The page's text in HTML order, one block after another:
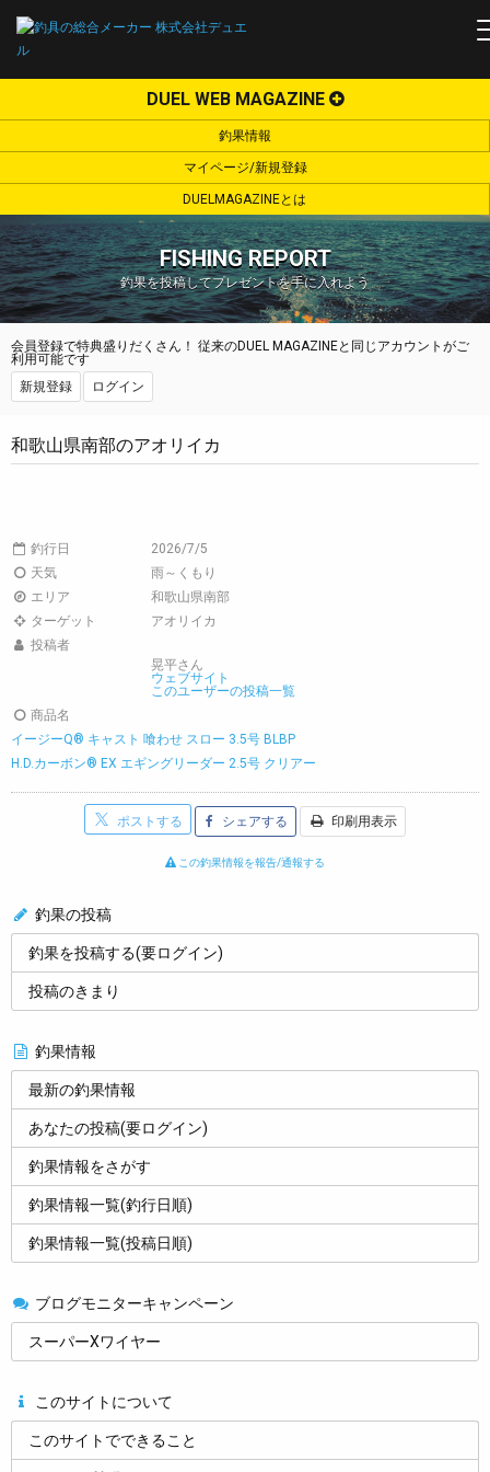
DUEL WEB MAGAZINE
釣果情報
マイページ/新規登録
DUELMAGAZINEとは
FISHING REPORT
釣果を投稿してプレゼントを手に入れよう
会員登録で特典盛りだくさん！ 従来のDUEL MAGAZINEと同じアカウントがご
利用可能です
新規登録
ログイン
釣果の投稿
釣果を投稿する(要ログイン)
投稿のきまり
釣果情報
最新の釣果情報
あなたの投稿(要ログイン)
釣果情報をさがす
釣果情報一覧(釣行日順)
釣果情報一覧(投稿日順)
ブログモニターキャンペーン
スーパーXワイヤー
このサイトについて
このサイトでできること
和歌山県南部のアオリイカ
釣行日
2026/7/5
天気
雨～くもり
エリア
和歌山県南部
ターゲット
アオリイカ
投稿者
晃平さん
ウェブサイト
このユーザーの投稿一覧
商品名
イージーQ® キャスト 喰わせ スロー 3.5号 BLBP
H.D.カーボン® EX エギングリーダー 2.5号 クリアー
ポストする シェアする 印刷用表示
この釣果情報を報告/通報する